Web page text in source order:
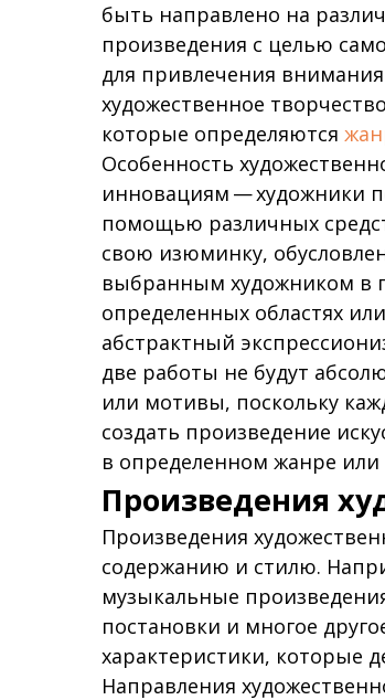
быть направлено на
произведения с целью
для привлечения
художественное
которые определяются
Особенность
инновациям — художники
помощью различных
свою изюминку,
выбранным художником в
определенных областях
абстрактный
две работы не будут
или мотивы, поскольку
создать произведение
в определенном жанре или
Произведения
Произведения
содержанию и стилю.
музыкальные
постановки и многое
характеристики, которые
Направления